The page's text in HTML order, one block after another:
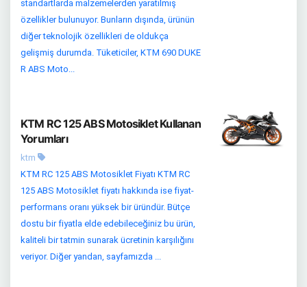
standartlarda malzemelerden yaratılmış
özellikler bulunuyor. Bunların dışında, ürünün
diğer teknolojik özellikleri de oldukça
gelişmiş durumda. Tüketiciler, KTM 690 DUKE
R ABS Moto...
KTM RC 125 ABS Motosiklet Kullanan
Yorumları
ktm
KTM RC 125 ABS Motosiklet Fiyatı KTM RC
125 ABS Motosiklet fiyatı hakkında ise fiyat-
performans oranı yüksek bir üründür. Bütçe
dostu bir fiyatla elde edebileceğiniz bu ürün,
kaliteli bir tatmin sunarak ücretinin karşılığını
veriyor. Diğer yandan, sayfamızda ...